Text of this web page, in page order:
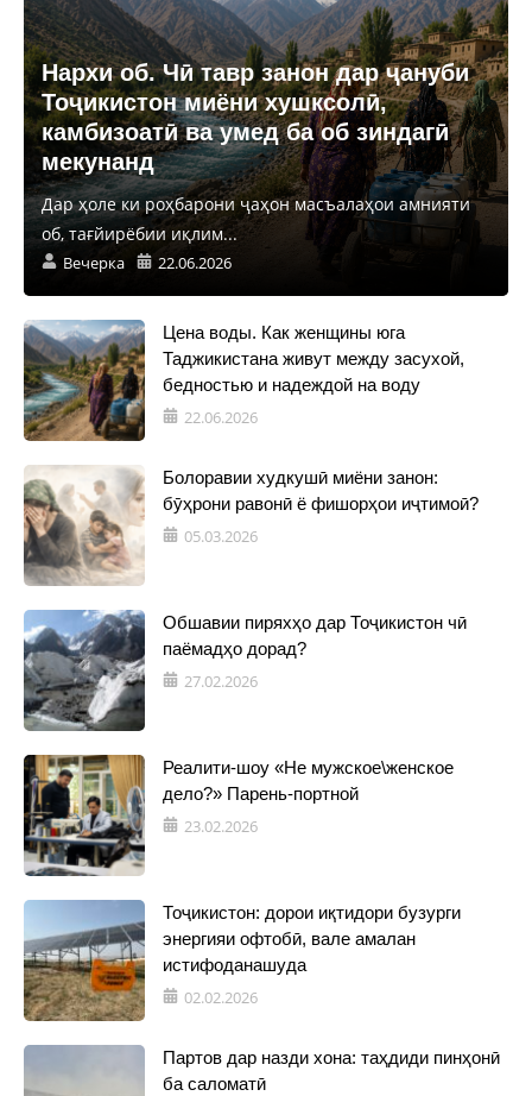
Нархи об. Чӣ тавр занон дар ҷануби
Тоҷикистон миёни хушксолӣ,
камбизоатӣ ва умед ба об зиндагӣ
мекунанд
Дар ҳоле ки роҳбарони ҷаҳон масъалаҳои амнияти
об, тағйирёбии иқлим...
Вечерка 22.06.2026
Цена воды. Как женщины юга
Таджикистана живут между засухой,
бедностью и надеждой на воду
22.06.2026
Болоравии худкушӣ миёни занон:
бӯҳрони равонӣ ё фишорҳои иҷтимоӣ?
05.03.2026
Обшавии пиряхҳо дар Тоҷикистон чӣ
паёмадҳо дорад?
27.02.2026
Реалити-шоу «Не мужское\женское
дело?» Парень-портной
23.02.2026
Тоҷикистон: дорои иқтидори бузурги
энергияи офтобӣ, вале амалан
истифоданашуда
02.02.2026
Партов дар назди хона: таҳдиди пинҳонӣ
ба саломатӣ